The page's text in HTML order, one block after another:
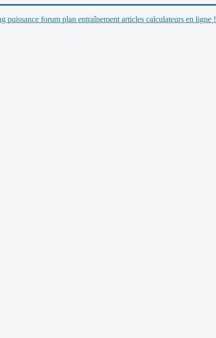
puissance forum plan entraînement articles calculateurs en ligne !